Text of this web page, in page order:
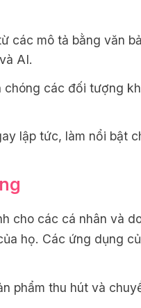
các mô tả bằng văn
AI.
chóng các đối tượng
lập tức, làm nổi bật
cho các cá nhân và
họ. Các ứng dụng
phẩm thu hút và